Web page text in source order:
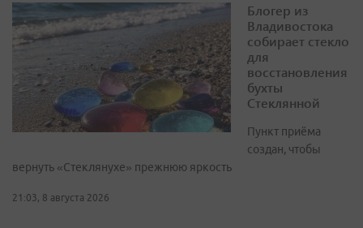
Блогер из
Владивостока
собирает стекло
для
восстановления
бухты
Стеклянной
Пункт приёма
создан, чтобы
вернуть «Стеклянухе» прежнюю яркость
21:03, 8 августа 2026